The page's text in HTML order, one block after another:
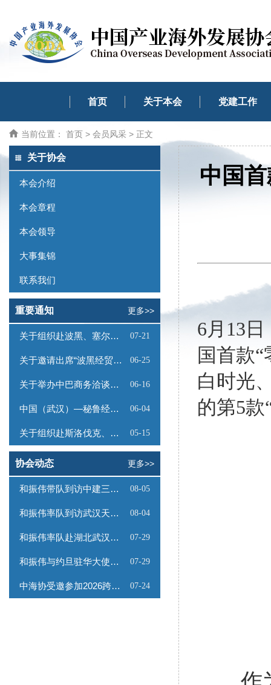
首页 关于本会 党建工作
当前位置： 首页 > 会员风采 > 正文
关于协会
本会介绍
本会章程
本会领导
大事集锦
联系我们
重要通知 更多>>
关于组织赴波黑、塞尔维亚商务考察的函 07-21
关于邀请出席“波黑经贸投资推介会”的函 06-25
关于举办中巴商务洽谈会的通知 06-16
中国（武汉）—秘鲁经贸合作推介会邀请函 06-04
关于组织赴斯洛伐克、奥地利商务考察的函 05-15
协会动态 更多>>
和振伟带队到访中建三局数字工程有限公司 08-05
和振伟率队到访武汉天源集团 08-04
和振伟率队赴湖北武汉调研 07-29
和振伟与约旦驻华大使会谈 07-29
中海协受邀参加2026跨境能源矿产出海专题路演会 07-24
中国
6月13
国首款
白时光
的第5款